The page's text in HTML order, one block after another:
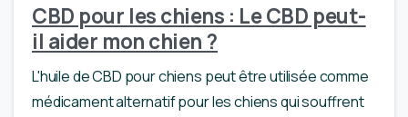
CBD pour les chiens : Le CBD peut-
il aider mon chien ?
L'huile de CBD pour chiens peut être utilisée comme
médicament alternatif pour les chiens qui souffrent